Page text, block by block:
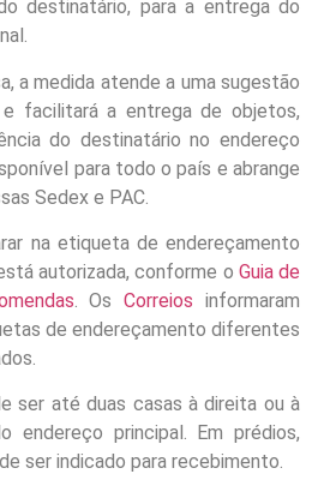
destinatário, para a entrega do
a medida atende a uma sugestão
facilitará a entrega de objetos,
do destinatário no endereço
para todo o país e abrange
Sedex e PAC.
na etiqueta de endereçamento
autorizada, conforme o Guia de
. OsCorreios informaram
de endereçamento diferentes
ser até duas casas à direita ou à
endereço principal. Em prédios,
ser indicado para recebimento.